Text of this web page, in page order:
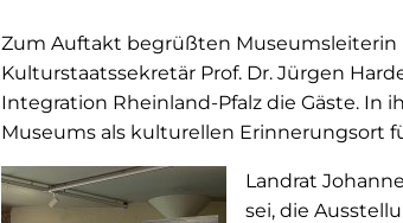
Zum Auftakt begrüßten Museumsleiterin
Kulturstaatssekretär Prof. Dr. Jürgen
Integration Rheinland-Pfalz die Gäste.
Museums als kulturellen Erinnerungsort
Landrat
sei, die